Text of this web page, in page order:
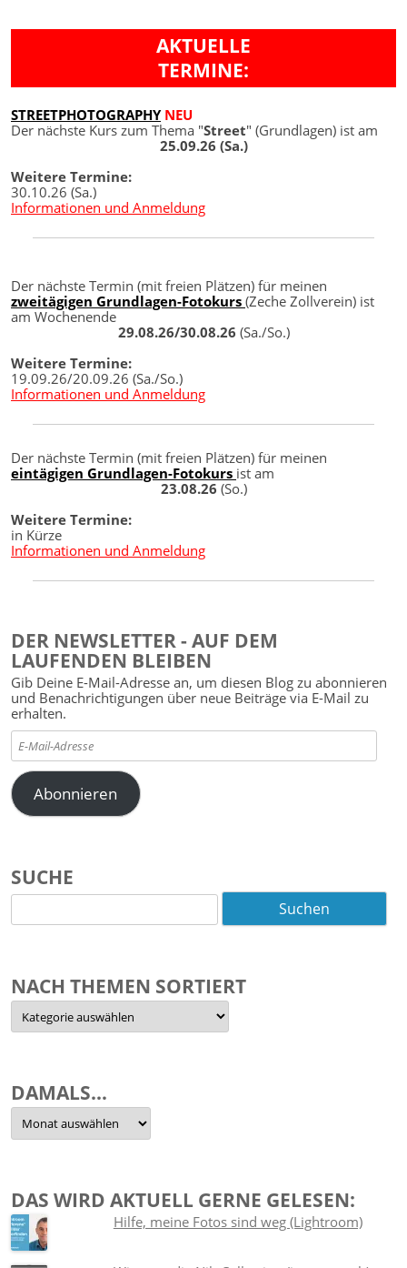
AKTUELLE
TERMINE:
STREETPHOTOGRAPHY NEU
Der nächste Kurs zum Thema "Street" (Grundlagen) ist am
25.09.26 (Sa.)
Weitere Termine:
30.10.26 (Sa.)
Informationen und Anmeldung
Der nächste Termin (mit freien Plätzen) für meinen
zweitägigen Grundlagen-Fotokurs (Zeche Zollverein) ist
am Wochenende
29.08.26/30.08.26 (Sa./So.)
Weitere Termine:
19.09.26/20.09.26 (Sa./So.)
Informationen und Anmeldung
Der nächste Termin (mit freien Plätzen) für meinen
eintägigen Grundlagen-Fotokurs ist am
23.08.26 (So.)
Weitere Termine:
in Kürze
Informationen und Anmeldung
DER NEWSLETTER - AUF DEM
LAUFENDEN BLEIBEN
Gib Deine E-Mail-Adresse an, um diesen Blog zu abonnieren
und Benachrichtigungen über neue Beiträge via E-Mail zu
erhalten.
E-
Mail-
Adresse
Abonnieren
SUCHE
nach:
NACH THEMEN SORTIERT
Nach
Themen
sortiert
DAMALS…
Damals…
DAS WIRD AKTUELL GERNE GELESEN:
Hilfe, meine Fotos sind weg (Lightroom)